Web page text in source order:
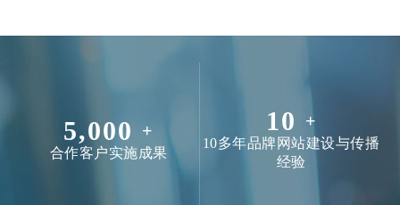
5,000 +
合作客户实施成果
10 +
10多年品牌网站建设与传播
经验